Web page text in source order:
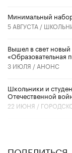
Минимальный
5 АВГУСТА /
Вышел в свет
«Образовательная
3 ИЮЛЯ / АНОНС
Школьники и
Отечественной
22 ИЮНЯ /